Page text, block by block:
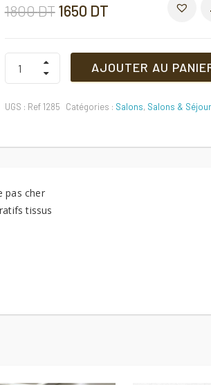
1800DT Le
initial
était :
1800 DT.
1650 DTLe
actuel
est :
1650 DT.
Salon
moderne
pas
Ref
AJOUTER AU
UGS : Ref 1285 Catégories : Salons, Salons &
pas cher
tissus